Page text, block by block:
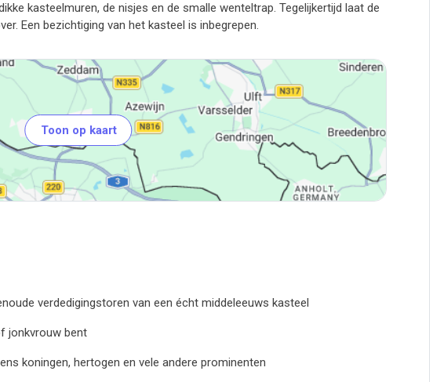
kasteelmuren, de nisjes en de smalle wenteltrap. Tegelijkertijd laat de
Toon op kaart
verdedigingstoren van een écht middeleeuws kasteel
jonkvrouw bent
koningen, hertogen en vele andere prominenten